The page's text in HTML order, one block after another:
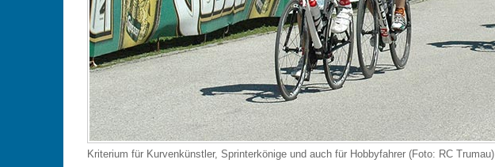
Kriterium für Kurvenkünstler, Sprinterkönige und auch für Hobbyfahrer (Foto: RC Trumau)